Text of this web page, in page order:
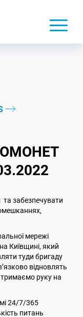
забезпечувати
мережі
Київщині, який
туди бригаду
відновлять
руку на
24/7/365
питань